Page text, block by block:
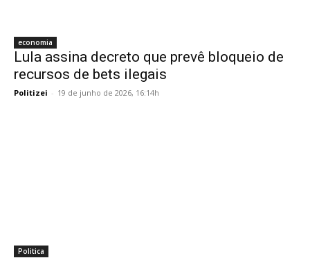
economia
Lula assina decreto que prevê bloqueio de
recursos de bets ilegais
Politizei - 19 de junho de 2026, 16:14h
Politica